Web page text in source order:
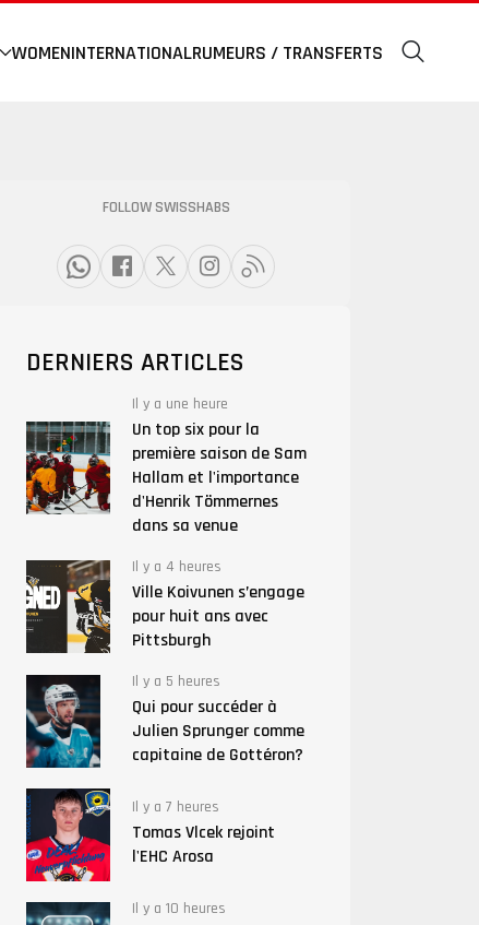
WOMENINTERNATIONALRUMEURS / TRANSFERTS
FOLLOW SWISSHABS
DERNIERS ARTICLES
Il y a une heure
Un top six pour la
première saison de Sam
Hallam et l'importance
d'Henrik Tömmernes
dans sa venue
Il y a 4 heures
Ville Koivunen s’engage
pour huit ans avec
Pittsburgh
Il y a 5 heures
Qui pour succéder à
Julien Sprunger comme
capitaine de Gottéron?
Il y a 7 heures
Tomas Vlcek rejoint
l'EHC Arosa
Il y a 10 heures